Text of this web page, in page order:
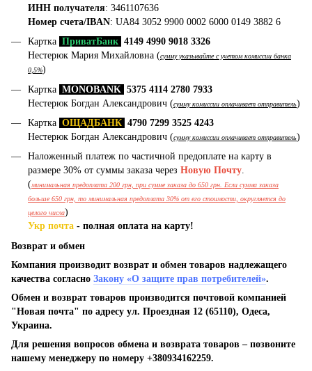
ИНН получателя: 3461107636
Номер счета/IBAN: UA84 3052 9900 0002 6000 0149 3882 6
Картка ПриватБанк 4149 4990 9018 3326
Нестерюк Мария Михайловна (сумму указывайте с учетом комиссии банка
0,5%)
Картка MONOBANK 5375 4114 2780 7933
Нестерюк Богдан Александрович (сумму комиссии оплачивает отправитель)
Картка ОЩАДБАНК 4790 7299 3525 4243
Нестерюк Богдан Александрович (сумму комиссии оплачивает отправитель)
Наложенный платеж по частичной предоплате на карту в
размере 30% от суммы заказа через Новую Почту.
(минимальная предоплата 200 грн, при сумме заказа до 650 грн. Если сумма заказа
больше 650 грн, то минимальная предоплата 30% от его стоимости, округляется до
целого числа)
Укр почта - полная оплата на карту!
Возврат и обмен
Компания производит возврат и обмен товаров надлежащего
качества согласно Закону «О защите прав потребителей».
Обмен и возврат товаров производится почтовой компанией
"Новая почта" по адресу ул. Проездная 12 (65110), Одеса,
Украина.
Для решения вопросов обмена и возврата товаров – позвоните
нашему менеджеру по номеру +380934162259.